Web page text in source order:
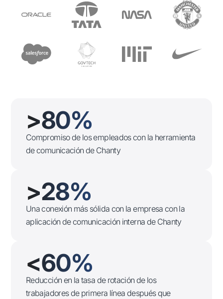
>80%
Compromiso de los empleados con la herramienta
de comunicación de Chanty
>28%
Una conexión más sólida con la empresa con la
aplicación de comunicación interna de Chanty
<60%
Reducción en la tasa de rotación de los
trabajadores de primera línea después que